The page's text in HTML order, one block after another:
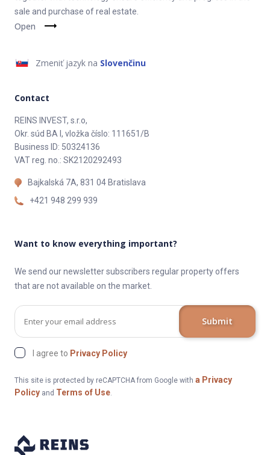
sale and purchase of real estate.
Open
Zmeniť jazyk na Slovenčinu
Contact
REINS INVEST, s.r.o,
Okr. súd BA I, vložka číslo: 111651/B
Business ID: 50324136
VAT reg. no.: SK2120292493
Bajkalská 7A, 831 04 Bratislava
+421 948 299 939
Want to know everything important?
We send our newsletter subscribers regular property offers
that are not available on the market.
Submit
I agree to Privacy Policy
This site is protected by reCAPTCHA from Google with a Privacy
Policy and Terms of Use.